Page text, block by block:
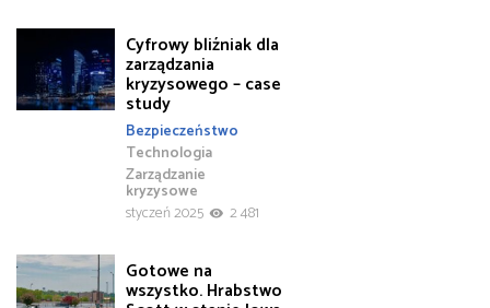
Cyfrowy bliźniak dla
zarządzania
kryzysowego – case
study
Bezpieczeństwo
Technologia
Zarządzanie
kryzysowe
styczeń 2025
2 481
Gotowe na
wszystko. Hrabstwo